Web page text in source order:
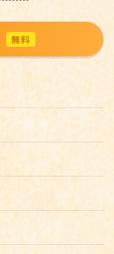
無料